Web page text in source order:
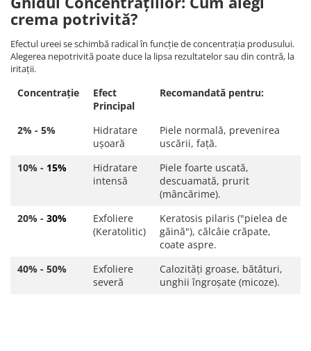
crema potrivită?
Efectul ureei se schimbă radical în funcție de concentrația produsului.
Alegerea nepotrivită poate duce la lipsa rezultatelor sau din contră, la
iritații.
Concentrație
Efect
Principal
Recomandată pentru:
2% - 5%
Hidratare
ușoară
Piele normală, prevenirea
uscării, față.
10% - 15%
Hidratare
intensă
Piele foarte uscată,
descuamată, prurit
(mâncărime).
20% - 30%
Exfoliere
(Keratolitic)
Keratosis pilaris ("pielea de
găină"), călcâie crăpate,
coate aspre.
40% - 50%
Exfoliere
severă
Calozități groase, bătături,
unghii îngroșate (micoze).